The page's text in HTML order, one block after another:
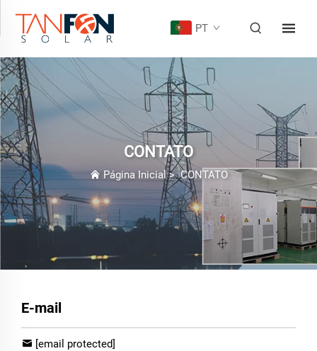
PT
CONTATO
Página Inicial>CONTATO
E-mail
[email protected]